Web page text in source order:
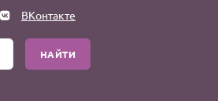
ВКонтакте
НАЙТИ